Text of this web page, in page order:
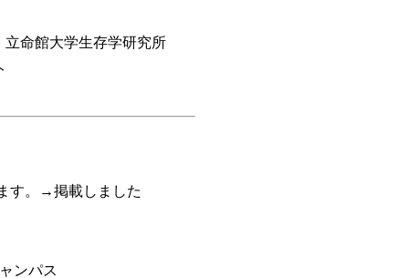
命館大学生存学研究所
す。→掲載しました
ンパス